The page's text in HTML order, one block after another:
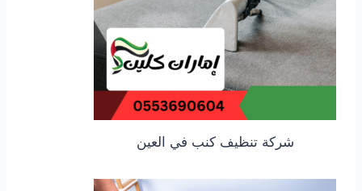
شركة تنظيف كنب في العين